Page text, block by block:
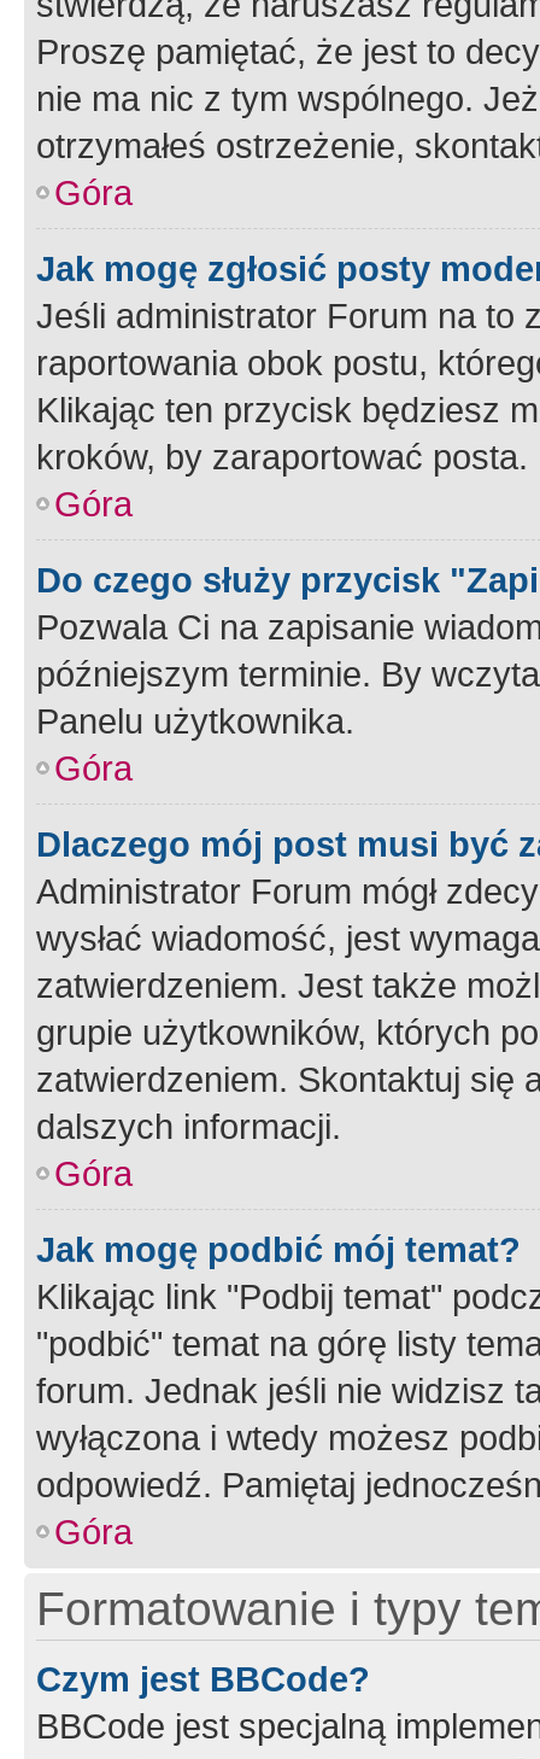
Proszę pamiętać, że jest to
nie ma nic z tym wspólnego.
otrzymałeś ostrzeżenie,
Góra
Jak mogę zgłosić posty
Jeśli administrator Forum na to
raportowania obok postu,
Klikając ten przycisk będziesz
kroków, by zaraportować posta.
Góra
Do czego służy przycisk
Pozwala Ci na zapisanie
późniejszym terminie. By
Panelu użytkownika.
Góra
Dlaczego mój post musi być
Administrator Forum mógł
wysłać wiadomość, jest
zatwierdzeniem. Jest także
grupie użytkowników, których
zatwierdzeniem. Skontaktuj się
dalszych informacji.
Góra
Jak mogę podbić mój temat?
Klikając link "Podbij temat"
"podbić" temat na górę listy
forum. Jednak jeśli nie widzisz
wyłączona i wtedy możesz
odpowiedź. Pamiętaj
Góra
Formatowanie i typy
Czym jest BBCode?
BBCode jest specjalną